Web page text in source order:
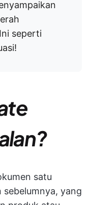
seperti
satu
sebelumnya, yang